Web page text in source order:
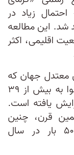
زیاد در
شد. این مطالعه
اقلیمی، اکثر
معتدل جهان که
نزدیک خط استوا قرار دارند، دمای هوا به بیش از ۳۹
یافته است.
قرن، چنین
روز‌های گرم و خطرناکی ۲۰ تا ۵۰ بار در سال